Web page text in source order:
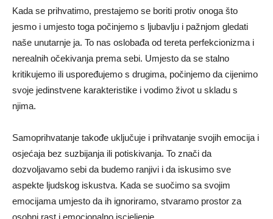
Kada se prihvatimo, prestajemo se boriti protiv onoga što
jesmo i umjesto toga počinjemo s ljubavlju i pažnjom gledati
naše unutarnje ja. To nas oslobađa od tereta perfekcionizma i
nerealnih očekivanja prema sebi. Umjesto da se stalno
kritikujemo ili uspoređujemo s drugima, počinjemo da cijenimo
svoje jedinstvene karakteristike i vodimo život u skladu s
njima.
Samoprihvatanje takođe uključuje i prihvatanje svojih emocija i
osjećaja bez suzbijanja ili potiskivanja. To znači da
dozvoljavamo sebi da budemo ranjivi i da iskusimo sve
aspekte ljudskog iskustva. Kada se suočimo sa svojim
emocijama umjesto da ih ignoriramo, stvaramo prostor za